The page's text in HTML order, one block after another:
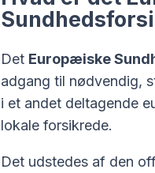
Det Europæiske
adgang til nødvendig,
i et andet deltagende
lokale forsikrede.
Det udstedes af den